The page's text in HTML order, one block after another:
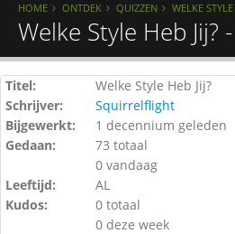
HOME ONTDEK QUIZZEN WELKE STYLE
Welke Style Heb Jij?
Titel:
Welke Style Heb Jij?
Schrijver:
Squirrelflight
Bijgewerkt:
1 decennium geleden
Gedaan:
73 totaal
0 vandaag
Leeftijd:
AL
Kudos:
0 totaal
0 deze week